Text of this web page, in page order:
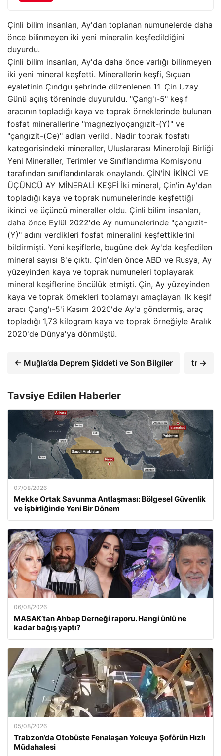
Çinli bilim insanları, Ay'dan toplanan numunelerde daha
önce bilinmeyen iki yeni mineralin keşfedildiğini
duyurdu.
Çinli bilim insanları, Ay'da daha önce varlığı bilinmeyen
iki yeni mineral keşfetti. Minerallerin keşfi, Sıçuan
eyaletinin Çındgu şehrinde düzenlenen 11. Çin Uzay
Günü açılış töreninde duyuruldu. "Çang'ı-5" keşif
aracının topladığı kaya ve toprak örneklerinde bulunan
fosfat minerallerine "magneziyoçangızit-(Y)" ve
"çangızit-(Ce)" adları verildi. Nadir toprak fosfatı
kategorisindeki mineraller, Uluslararası Mineroloji Birliği
Yeni Mineraller, Terimler ve Sınıflandırma Komisyonu
tarafından sınıflandırılarak onaylandı. ÇİN'İN İKİNCİ VE
ÜÇÜNCÜ AY MİNERALİ KEŞFİ İki mineral, Çin'in Ay'dan
topladığı kaya ve toprak numunelerinde keşfettiği
ikinci ve üçüncü mineraller oldu. Çinli bilim insanları,
daha önce Eylül 2022'de Ay numunelerinde "çangızit-
(Y)" adını verdikleri fosfat mineralini keşfettiklerini
bildirmişti. Yeni keşiflerle, bugüne dek Ay'da keşfedilen
mineral sayısı 8'e çıktı. Çin'den önce ABD ve Rusya, Ay
yüzeyinden kaya ve toprak numuneleri toplayarak
mineral keşiflerine öncülük etmişti. Çin, Ay yüzeyinden
kaya ve toprak örnekleri toplamayı amaçlayan ilk keşif
aracı Çang'ı-5'i Kasım 2020'de Ay'a göndermiş, araç
topladığı 1,73 kilogram kaya ve toprak örneğiyle Aralık
2020'de Dünya'ya dönmüştü.
← Muğla’da Deprem Şiddeti ve Son Bilgiler tr →
Tavsiye Edilen Haberler
07/08/2026
Mekke Ortak Savunma Antlaşması: Bölgesel Güvenlik
ve İşbirliğinde Yeni Bir Dönem
06/08/2026
MASAK’tan Ahbap Derneği raporu. Hangi ünlü ne
kadar bağış yaptı?
05/08/2026
Trabzon’da Otobüste Fenalaşan Yolcuya Şoförün Hızlı
Müdahalesi